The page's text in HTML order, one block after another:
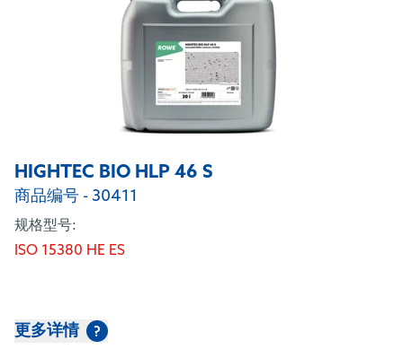
HIGHTEC BIO HLP 46 S
商品编号 - 30411
规格型号:
ISO 15380 HE ES
更多详情 ?